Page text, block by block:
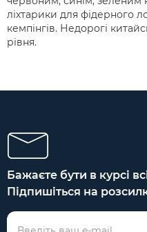
ліхтарики для фідерного
кемпінгів. Недорогі
рівня.
Бажаєте бути в курсі
Підпишіться на